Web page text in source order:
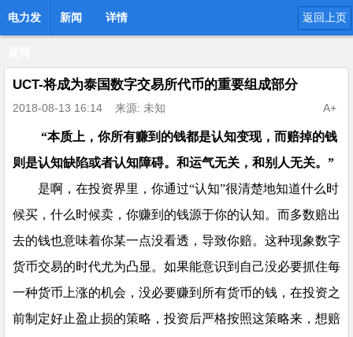
电力发 新闻 详情 返回上页
UCT-将成为泰国数字交易所代币的重要组成部分
2018-08-13 16:14 来源: 未知 A+
“本质上，你所有赚到的钱都是认知变现，而赔掉的钱
则是认知缺陷或者认知障碍。和运气无关，和别人无关。”
是啊，在投资界里，你通过“认知”很清楚地知道什么时
候买，什么时候卖，你赚到的钱源于你的认知。而多数赔出
去的钱也意味着你某一点没看透，导致你赔。这种现象数字
货币交易的时代尤为凸显。如果能意识到自己没必要抓住每
一种货币上涨的机会，没必要赚到所有货币的钱，在投资之
前制定好止盈止损的策略，投资后严格按照这策略来，想赔